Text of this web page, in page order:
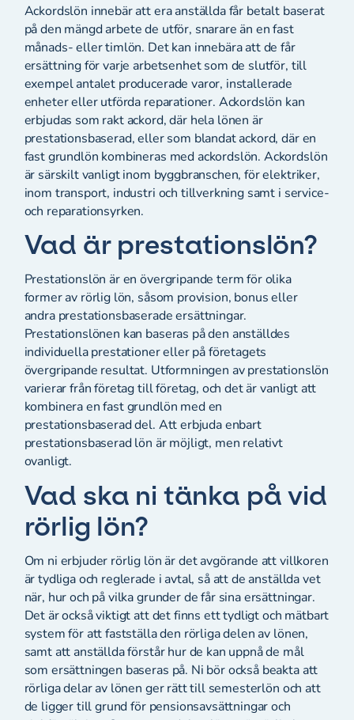
Ackordslön innebär att era anställda får betalt baserat
på den mängd arbete de utför, snarare än en fast
månads- eller timlön. Det kan innebära att de får
ersättning för varje arbetsenhet som de slutför, till
exempel antalet producerade varor, installerade
enheter eller utförda reparationer. Ackordslön kan
erbjudas som rakt ackord, där hela lönen är
prestationsbaserad, eller som blandat ackord, där en
fast grundlön kombineras med ackordslön. Ackordslön
är särskilt vanligt inom byggbranschen, för elektriker,
inom transport, industri och tillverkning samt i service-
och reparationsyrken.
Vad är prestationslön?
Prestationslön är en övergripande term för olika
former av rörlig lön, såsom provision, bonus eller
andra prestationsbaserade ersättningar.
Prestationslönen kan baseras på den anställdes
individuella prestationer eller på företagets
övergripande resultat. Utformningen av prestationslön
varierar från företag till företag, och det är vanligt att
kombinera en fast grundlön med en
prestationsbaserad del. Att erbjuda enbart
prestationsbaserad lön är möjligt, men relativt
ovanligt.
Vad ska ni tänka på vid
rörlig lön?
Om ni erbjuder rörlig lön är det avgörande att villkoren
är tydliga och reglerade i avtal, så att de anställda vet
när, hur och på vilka grunder de får sina ersättningar.
Det är också viktigt att det finns ett tydligt och mätbart
system för att fastställa den rörliga delen av lönen,
samt att anställda förstår hur de kan uppnå de mål
som ersättningen baseras på. Ni bör också beakta att
rörliga delar av lönen ger rätt till semesterlön och att
de ligger till grund för pensionsavsättningar och